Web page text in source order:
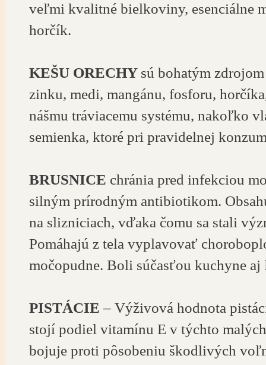
veľmi kvalitné bielkoviny, esenciálne
horčík.
KEŠU ORECHY sú bohatým
zinku, medi, mangánu, fosforu,
nášmu tráviacemu systému, nakoľko
semienka, ktoré pri pravidelnej
BRUSNICE chránia pred infekciou
silným prírodným antibiotikom.
na slizniciach, vďaka čomu sa stali
Pomáhajú z tela vyplavovať
močopudne. Boli súčasťou kuchyne
PISTÁCIE – Výživová hodnota
stojí podiel vitamínu E v týchto
bojuje proti pôsobeniu škodlivých